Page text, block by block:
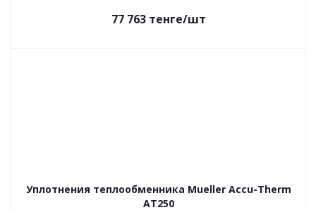
77 763 тенге/шт
Уплотнения теплообменника Mueller Accu-Therm
AT250